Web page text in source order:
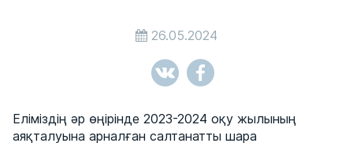
26.05.2024
Еліміздің әр өңірінде 2023-2024 оқу жылының
аяқталуына арналған салтанатты шара